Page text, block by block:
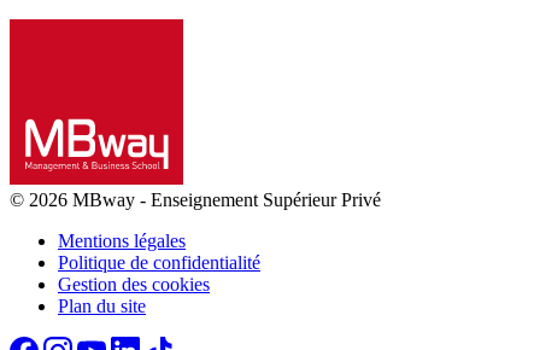
© 2026 MBway - Enseignement Supérieur Privé
Mentions légales
Politique de confidentialité
Gestion des cookies
Plan du site